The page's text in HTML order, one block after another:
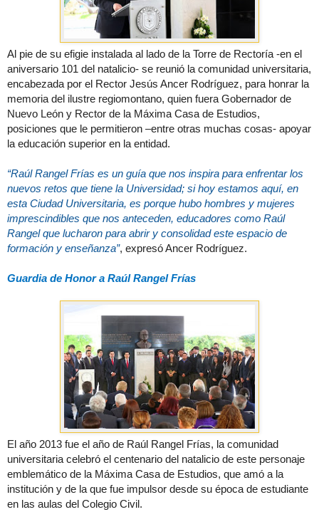
Al pie de su efigie instalada al lado de la Torre de Rectoría -en el
aniversario 101 del natalicio- se reunió la comunidad universitaria,
encabezada por el Rector Jesús Ancer Rodríguez, para honrar la
memoria del ilustre regiomontano, quien fuera Gobernador de
Nuevo León y Rector de la Máxima Casa de Estudios,
posiciones que le permitieron –entre otras muchas cosas- apoyar
la educación superior en la entidad.
“Raúl Rangel Frías es un guía que nos inspira para enfrentar los
nuevos retos que tiene la Universidad; si hoy estamos aquí, en
esta Ciudad Universitaria, es porque hubo hombres y mujeres
imprescindibles que nos anteceden, educadores como Raúl
Rangel que lucharon para abrir y consolidad este espacio de
formación y enseñanza”, expresó Ancer Rodríguez.
Guardia de Honor a Raúl Rangel Frías
El año 2013 fue el año de Raúl Rangel Frías, la comunidad
universitaria celebró el centenario del natalicio de este personaje
emblemático de la Máxima Casa de Estudios, que amó a la
institución y de la que fue impulsor desde su época de estudiante
en las aulas del Colegio Civil.